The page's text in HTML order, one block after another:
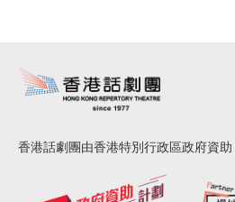
香港話劇團由香港特別行政區政府資助